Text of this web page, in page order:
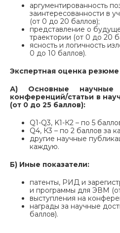
аргументированность
заинтересованности в
(от 0 до 20 баллов);
представление о
траектории (от 0 до 20
ясность и логичность
0 до 10 баллов).
Экспертная оценка
А) Основные научные
конференций/статьи в
(от 0 до 25 баллов):
Q1-Q3, K1-К2 – по 5
Q4, К3 – по 2 баллов за
другие научные
каждую.
Б) Иные показатели:
патенты, РИД и
и программы для ЭВМ
выступления на
награды за научные
баллов).